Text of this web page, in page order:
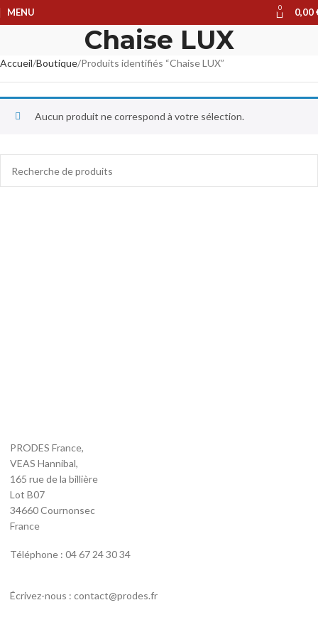
MENU 0 0,00
Chaise LUX
Accueil Boutique Produits identifiés “Chaise LUX”
Aucun produit ne correspond à votre sélection.
PRODES France,
VEAS Hannibal,
165 rue de la billière
Lot B07
34660 Cournonsec
France
Téléphone : 04 67 24 30 34
Écrivez-nous : contact@prodes.fr